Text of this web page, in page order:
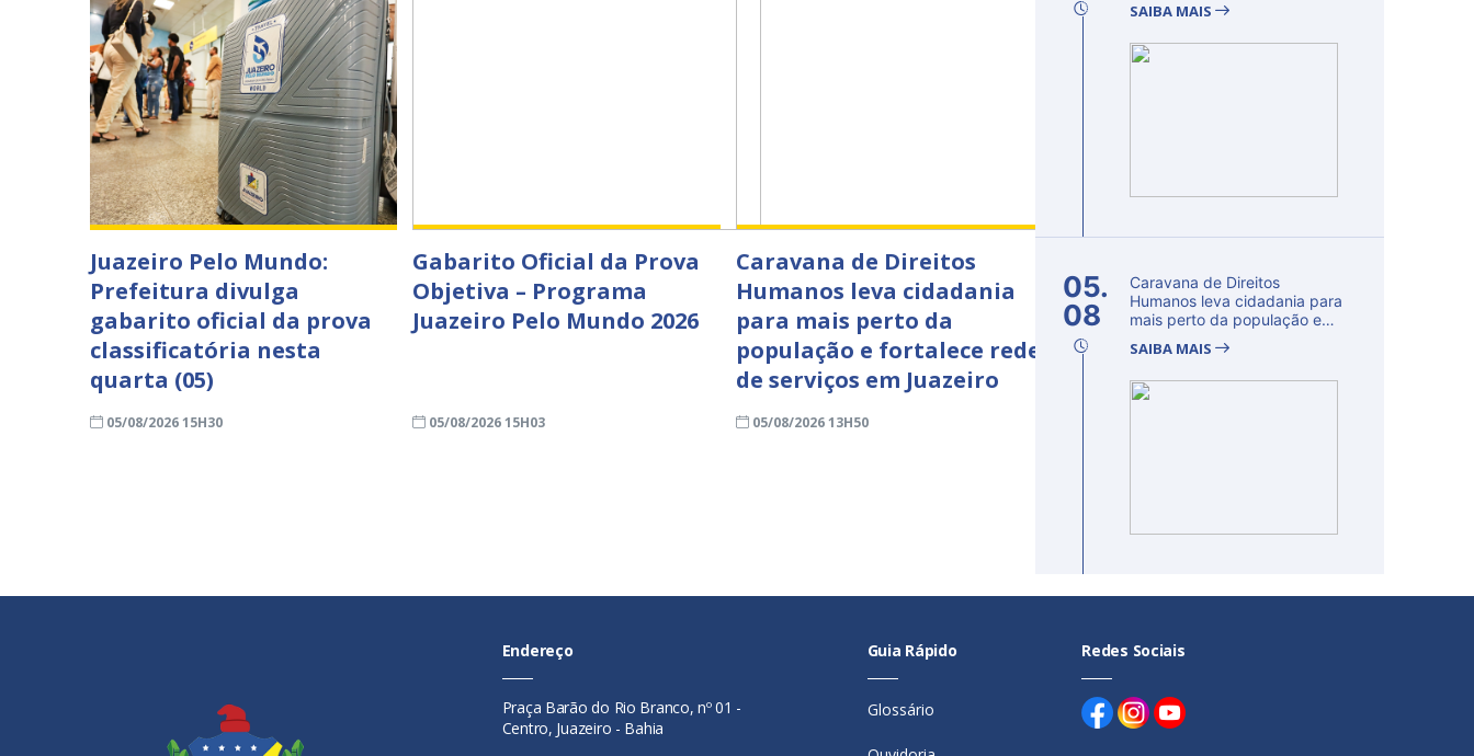
Juazeiro Pelo Mundo:
Prefeitura divulga
gabarito oficial da prova
classificatória nesta
quarta (05)
05/08/2026 15H30
Gabarito Oficial da Prova
Objetiva – Programa
Juazeiro Pelo Mundo 2026
05/08/2026 15H03
Caravana de Direitos
Humanos leva cidadania
para mais perto da
população e fortalece rede
de serviços em Juazeiro
05/08/2026 13H50
SAIBA MAIS
05.
08
Caravana de Direitos
Humanos leva cidadania para
mais perto da população e
SAIBA MAIS
Endereço
Praça Barão do Rio Branco, nº 01 -
Centro, Juazeiro - Bahia
Guia Rápido
Glossário
Redes Sociais